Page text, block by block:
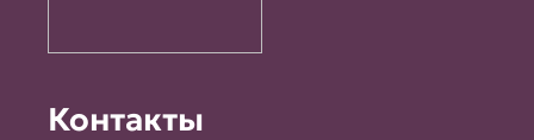
Контакты